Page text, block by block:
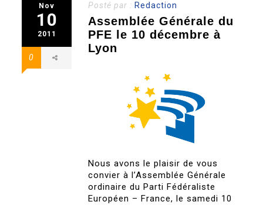
Nov
10
2011
0
Posté par : Redaction
Assemblée Générale du
PFE le 10 décembre à
Lyon
Nous avons le plaisir de vous
convier à l’Assemblée Générale
ordinaire du Parti Fédéraliste
Européen – France, le samedi 10